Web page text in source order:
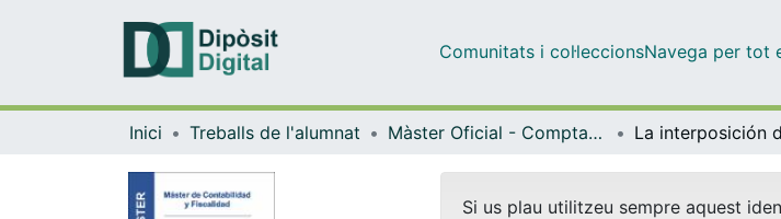
Comunitats i col·leccionsNavega per tot
Inici Treballs de l'alumnat Màster Oficial - Comptabilitat i Fiscalitat
Si us plau utilitzeu sempre aquest